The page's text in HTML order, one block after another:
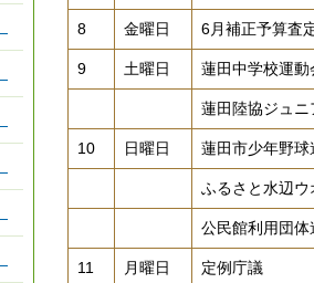
8 金曜日 6月補正予算査
9 土曜日 蓮田中学校運動
蓮田陸協ジュ
10 日曜日 蓮田市少年野
ふるさと水辺ウ
公民館利用団
11 月曜日 定例庁議